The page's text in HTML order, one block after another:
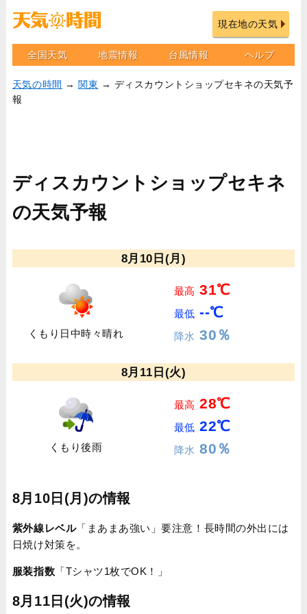
現在地の天気
全国天気 地震情報 台風情報 ヘルプ
天気の時間 → 関東 → ディスカウントショップセキネの天気予
報
ディスカウントショップセキネ
の天気予報
8月10日(月)
くもり日中時々晴れ
最高 31℃
最低 --℃
降水 30％
8月11日(火)
くもり後雨
最高 28℃
最低 22℃
降水 80％
8月10日(月)の情報
紫外線レベル「まあまあ強い」要注意！長時間の外出には
日焼け対策を。
服装指数 「Tシャツ1枚でOK！」
8月11日(火)の情報